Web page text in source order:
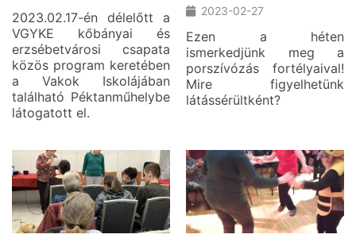
2023.02.17-én délelőtt a
VGYKE kőbányai és
erzsébetvárosi csapata
közös program keretében
a Vakok Iskolájában
található Péktanműhelybe
látogatott el.
2023-02-27
Ezen a héten
ismerkedjünk meg a
porszívózás fortélyaival!
Mire figyelhetünk
látássérültként?